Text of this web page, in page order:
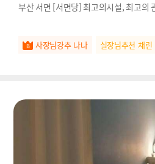
부산 서면 [서면당] 최고의시설, 최고의
사장님강추 나나 실장님추천 채린